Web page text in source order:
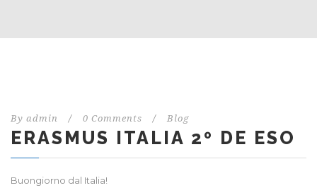
By admin / 0 Comments / Blog
ERASMUS ITALIA 2º DE ESO
Buongiorno dal Italia!